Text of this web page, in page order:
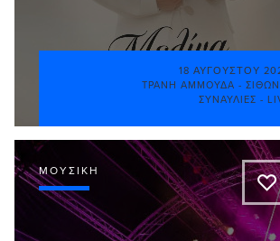
18 ΑΥΓΟΎΣΤΟΥ
ΤΡΑΝΉ ΑΜΜΟΎΔΑ -
ΣΥΝΑΥΛΊΕΣ -
ΜΟΥΣΙΚΉ
A